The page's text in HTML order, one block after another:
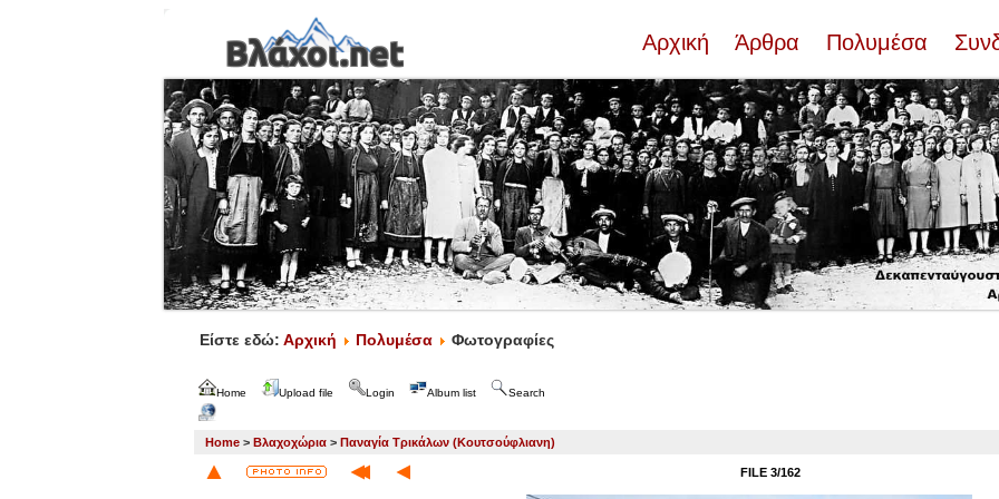
Αρχική Άρθρα Πολυμέσα
Είστε εδώ: Αρχική Πολυμέσα Φωτογραφίες
Home Upload file Login Album list Search
Home > Βλαχοχώρια > Παναγία Τρικάλων (Κουτσούφλιανη)
FILE 3/162